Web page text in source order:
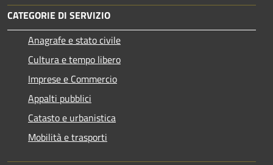
CATEGORIE DI SERVIZIO
Anagrafe e stato civile
Cultura e tempo libero
Imprese e Commercio
Appalti pubblici
Catasto e urbanistica
Mobilità e trasporti